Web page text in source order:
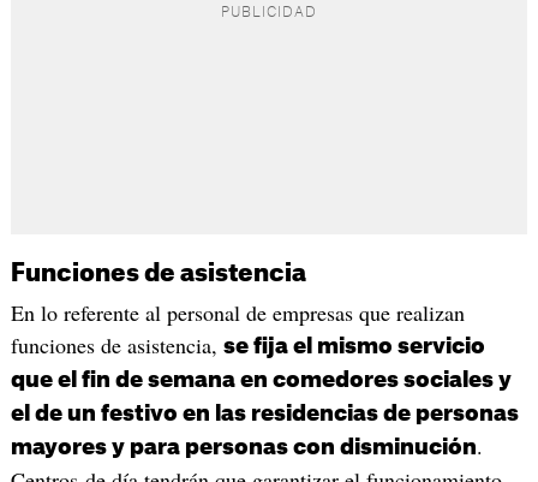
Funciones de asistencia
En lo referente al personal de empresas que realizan
funciones de asistencia, se fija el mismo servicio
que el fin de semana en comedores sociales y
el de un festivo en las residencias de personas
mayores y para personas con disminución.